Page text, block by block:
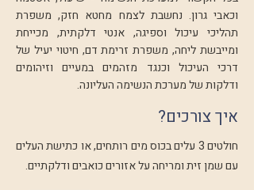
וכאבי גרון. נחשבת לצמח מחטא חזק, משפרת
תהליכי עיכול וספיגה, אנטי דלקתית, מכייחת
ומייבשת ליחה, משפרת זרימת דם, חיטוי יעיל של
דרכי העיכול וכנגד מזהמים במעיים וזיהומים
ודלקות של מערכת הנשימה העליונה.
איך צורכים?
חולטים 3 עלים בכוס מים רותחים, או כתישת העלים
עם שמן זית ומריחה על אזורים כואבים ודלקתיים.